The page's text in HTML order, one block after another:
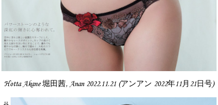
Hotta Akane 堀田茜, Anan 2022.11.21 (アンアン 2022年11月21日号)